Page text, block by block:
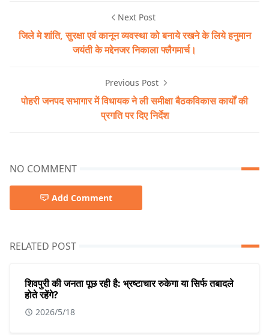
Next Post
जिले मे शांति, सुरक्षा एवं कानून व्यवस्था को बनाये रखने के लिये हनुमान
जयंती के मद्देनजर निकाला फ्लैगमार्च।
Previous Post
पोहरी जनपद सभागार में विधायक ने ली समीक्षा बैठकविकास कार्यों की
प्रगति पर दिए निर्देश
NO COMMENT
Add Comment
RELATED POST
शिवपुरी की जनता पूछ रही है: भ्रष्टाचार रुकेगा या सिर्फ तबादले
होते रहेंगे?
2026/5/18